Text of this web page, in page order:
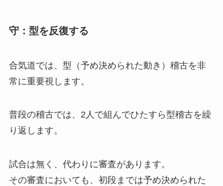
守：型を反復する
合気道では、型（予め決められた動き）稽古を非
常に重要視します。
普段の稽古では、2人で組んでひたすら型稽古を繰
り返します。
試合は無く、代わりに審査があります。
その審査においても、初段までは予め決められた